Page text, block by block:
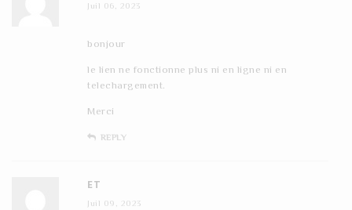
Juil 06, 2023
bonjour
le lien ne fonctionne plus ni en ligne ni en
telechargement.
Merci
REPLY
ET
Juil 09, 2023